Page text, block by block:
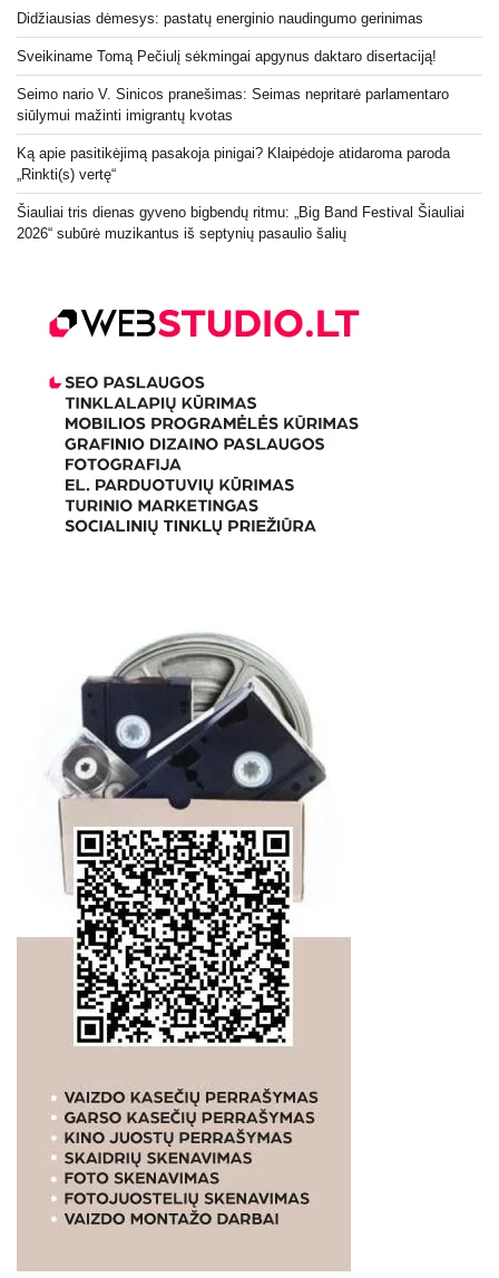
Didžiausias dėmesys: pastatų energinio naudingumo gerinimas
Sveikiname Tomą Pečiulį sėkmingai apgynus daktaro disertaciją!
Seimo nario V. Sinicos pranešimas: Seimas nepritarė parlamentaro
siūlymui mažinti imigrantų kvotas
Ką apie pasitikėjimą pasakoja pinigai? Klaipėdoje atidaroma paroda
„Rinkti(s) vertę“
Šiauliai tris dienas gyveno bigbendų ritmu: „Big Band Festival Šiauliai
2026“ subūrė muzikantus iš septynių pasaulio šalių